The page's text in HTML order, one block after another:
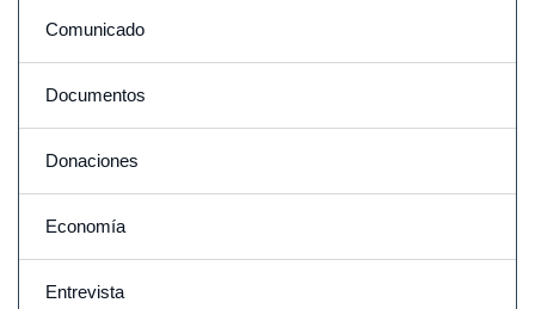
Comunicado
Documentos
Donaciones
Economía
Entrevista